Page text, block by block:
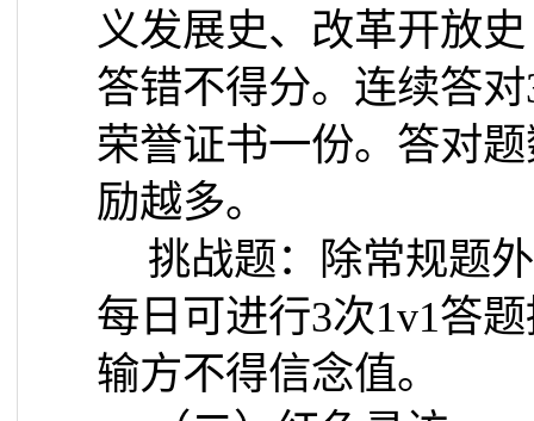
义发展史、改革开放
答错不得分。连续答对
荣誉证书一份。答对
励越多。
挑战题：除常规题
每日可进行3次1v1答
输方不得信念值。